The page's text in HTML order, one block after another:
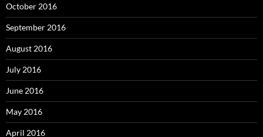
October 2016
September 2016
August 2016
July 2016
June 2016
May 2016
April 2016